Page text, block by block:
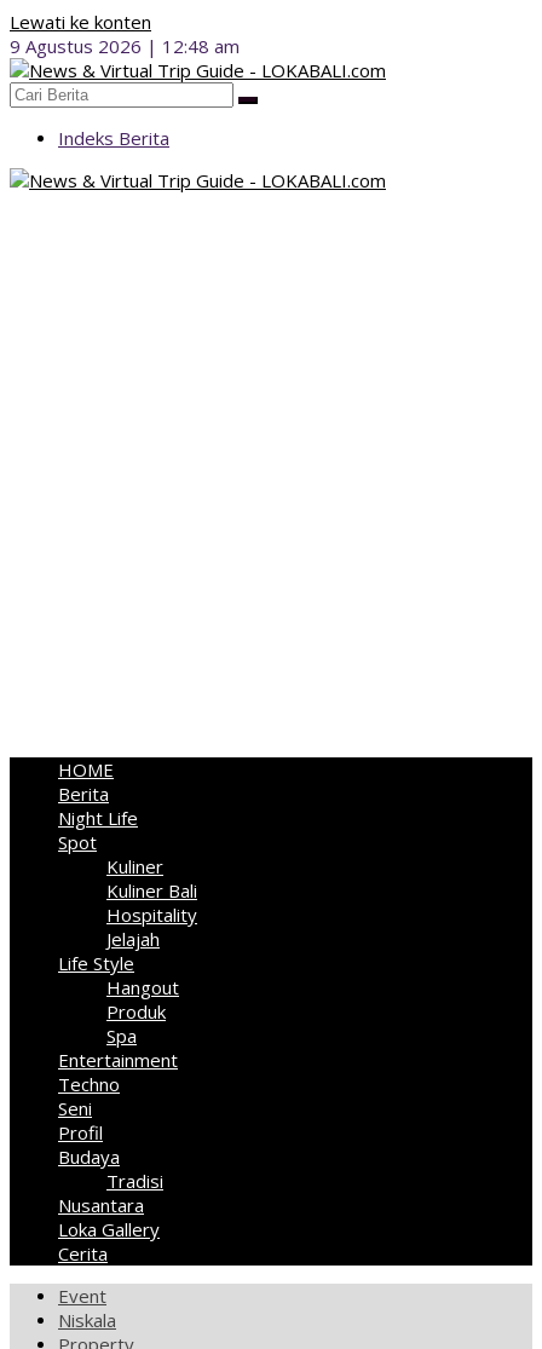
Lewati ke konten
9 Agustus 2026 | 12:48 am
Indeks Berita
HOME
Berita
Night Life
Spot
Kuliner
Kuliner Bali
Hospitality
Jelajah
Life Style
Hangout
Produk
Spa
Entertainment
Techno
Seni
Profil
Budaya
Tradisi
Nusantara
Loka Gallery
Cerita
Event
Niskala
Property